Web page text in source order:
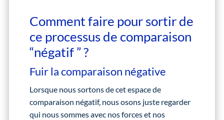
Comment faire pour sortir de
ce processus de comparaison
“négatif ” ?
Fuir la comparaison négative
Lorsque nous sortons de cet espace de
comparaison négatif, nous osons juste regarder
qui nous sommes avec nos forces et nos